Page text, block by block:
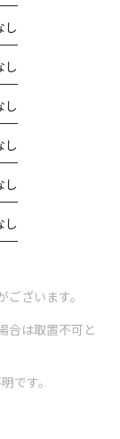
し
し
し
し
し
し
ざいます。
合は取置不可と
です。